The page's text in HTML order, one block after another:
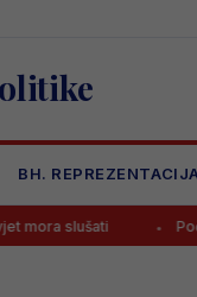
BH.
Počinje Premijer